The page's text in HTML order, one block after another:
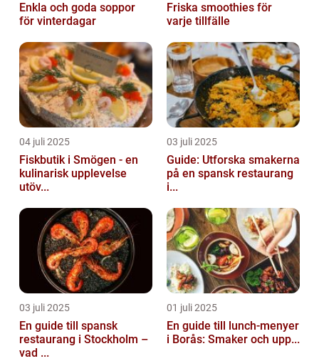
Enkla och goda soppor
för vinterdagar
Friska smoothies för
varje tillfälle
04 juli 2025
Fiskbutik i Smögen - en
kulinarisk upplevelse
utöv...
03 juli 2025
Guide: Utforska smakerna
på en spansk restaurang
i...
03 juli 2025
En guide till spansk
restaurang i Stockholm –
vad ...
01 juli 2025
En guide till lunch-menyer
i Borås: Smaker och upp...